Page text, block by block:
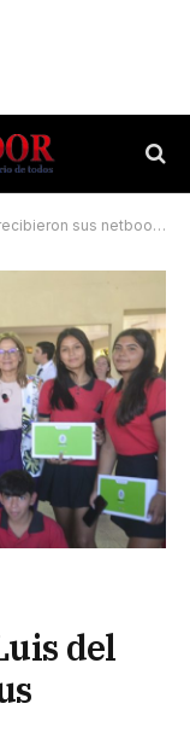
sus netbooks
del